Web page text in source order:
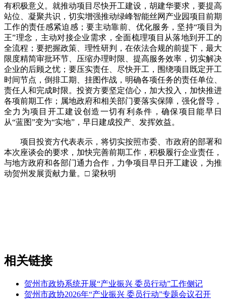
有积极意义。就推动项目尽快开工建设，胡建华要求，要提高
站位、凝聚共识，切实增强推动绿峰智能丝网产业园项目前期
工作的责任感紧迫感；要主动靠前、优化服务，坚持“项目为
王”理念，主动对接企业需求，全面梳理项目从落地到开工的
全流程；要把握政策、理性研判，在依法合规的前提下，最大
限度精简审批环节、压缩办理时限、提高服务效率，切实解决
企业的后顾之忧；要压实责任、尽快开工，围绕项目既定开工
时间节点，倒排工期、挂图作战，明确各项任务的责任单位、
责任人和完成时限。投资方要坚定信心，加大投入，加快推进
各项前期工作；属地政府和相关部门要落实保障，强化督导，
全力为项目开工建设创造一切有利条件，确保项目能早日
从“蓝图”变为“实地”，早日建成投产、发挥效益。
项目投资方代表表示，将切实按照市委、市政府的部署和
本次座谈会的要求，加快完善前期工作，积极履行企业责任，
与地方政府和各部门通力合作，力争项目早日开工建设，为推
动贺州发展贡献力量。□ 梁秋明
相关链接
贺州市政协系统开展“产业振兴 委员行动”工作侧记
贺州市政协2026年“产业振兴 委员行动”专题会议召开